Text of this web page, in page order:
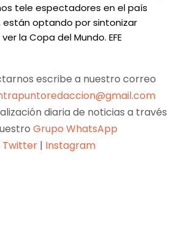
tele espectadores en el país
optando por sintonizar
la Copa del Mundo. EFE
escribe a nuestro correo
diaria de noticias a través
Grupo WhatsApp
Twitter | Instagram